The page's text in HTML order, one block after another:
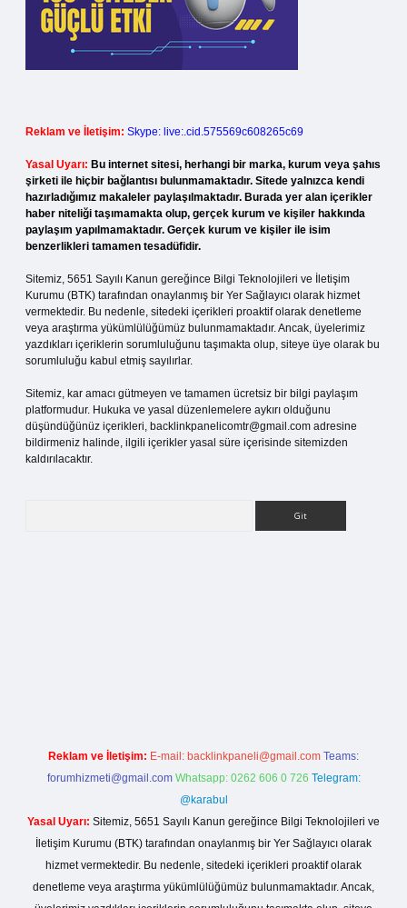
Reklam ve İletişim: Skype: live:.cid.575569c608265c69
Yasal Uyarı: Bu internet sitesi, herhangi bir marka, kurum veya şahıs
şirketi ile hiçbir bağlantısı bulunmamaktadır. Sitede yalnızca kendi
hazırladığımız makaleler paylaşılmaktadır. Burada yer alan içerikler
haber niteliği taşımamakta olup, gerçek kurum ve kişiler hakkında
paylaşım yapılmamaktadır. Gerçek kurum ve kişiler ile isim
benzerlikleri tamamen tesadüfidir.
Sitemiz, 5651 Sayılı Kanun gereğince Bilgi Teknolojileri ve İletişim
Kurumu (BTK) tarafından onaylanmış bir Yer Sağlayıcı olarak hizmet
vermektedir. Bu nedenle, sitedeki içerikleri proaktif olarak denetleme
veya araştırma yükümlülüğümüz bulunmamaktadır. Ancak, üyelerimiz
yazdıkları içeriklerin sorumluluğunu taşımakta olup, siteye üye olarak bu
sorumluluğu kabul etmiş sayılırlar.
Sitemiz, kar amacı gütmeyen ve tamamen ücretsiz bir bilgi paylaşım
platformudur. Hukuka ve yasal düzenlemelere aykırı olduğunu
düşündüğünüz içerikleri, backlinkpanelicomtr@gmail.com adresine
bildirmeniz halinde, ilgili içerikler yasal süre içerisinde sitemizden
kaldırılacaktır.
Reklam ve İletişim: E-mail: backlinkpaneli@gmail.com Teams:
forumhizmeti@gmail.com Whatsapp: 0262 606 0 726 Telegram:
@karabul
Yasal Uyarı: Sitemiz, 5651 Sayılı Kanun gereğince Bilgi Teknolojileri ve
İletişim Kurumu (BTK) tarafından onaylanmış bir Yer Sağlayıcı olarak
hizmet vermektedir. Bu nedenle, sitedeki içerikleri proaktif olarak
denetleme veya araştırma yükümlülüğümüz bulunmamaktadır. Ancak,